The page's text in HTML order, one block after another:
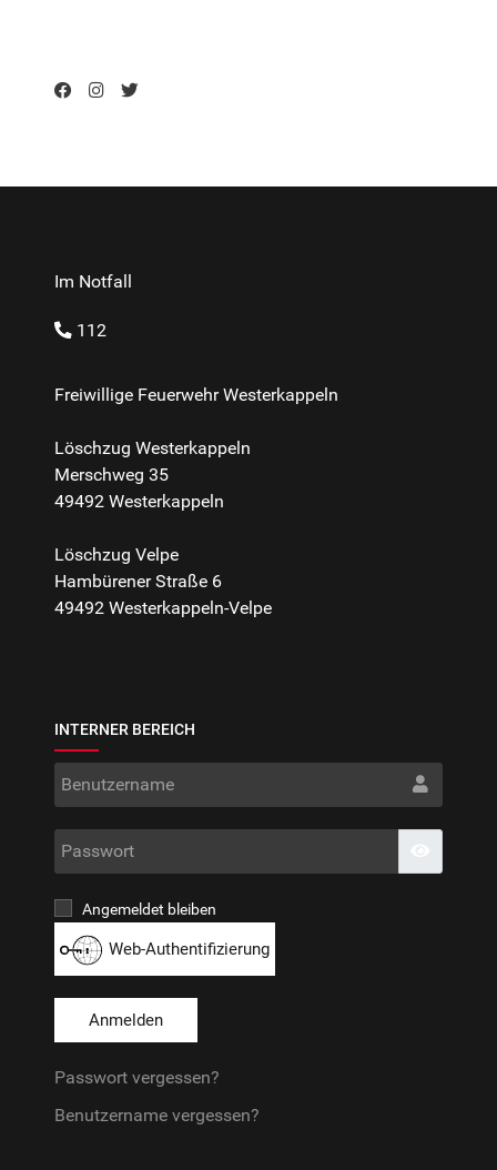
Im Notfall
112
Freiwillige Feuerwehr Westerkappeln
Löschzug Westerkappeln
Merschweg 35
49492 Westerkappeln
Löschzug Velpe
Hambürener Straße 6
49492 Westerkappeln-Velpe
INTERNER BEREICH
Angemeldet bleiben
Web-Authentifizierung
Anmelden
Passwort vergessen?
Benutzername vergessen?